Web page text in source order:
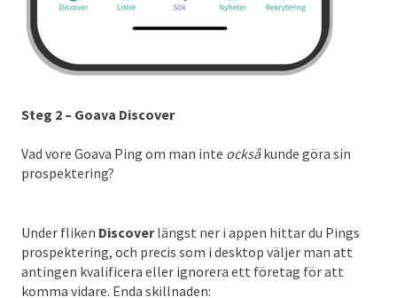
Steg 2 – Goava Discover
Vad vore Goava Ping om man inte ocksåkunde göra sin
prospektering?
Under fliken Discoverlängst ner i appen hittar du Pings
prospektering, och precis som i desktop väljer man att
antingen kvalificera eller ignorera ett företag för att
komma vidare. Enda skillnaden: